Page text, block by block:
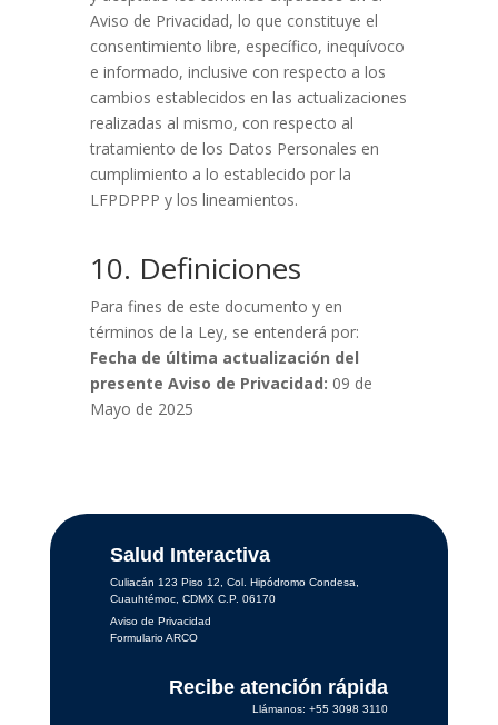
Aviso de Privacidad, lo que constituye el
consentimiento libre, específico, inequívoco
e informado, inclusive con respecto a los
cambios establecidos en las actualizaciones
realizadas al mismo, con respecto al
tratamiento de los Datos Personales en
cumplimiento a lo establecido por la
LFPDPPP y los lineamientos.
10. Definiciones
Para fines de este documento y en
términos de la Ley, se entenderá por:
Fecha de última actualización del
presente Aviso de Privacidad: 09 de
Mayo de 2025
Salud Interactiva
Culiacán 123 Piso 12, Col. Hipódromo Condesa,
Cuauhtémoc, CDMX C.P. 06170
Aviso de Privacidad
Formulario ARCO
Recibe atención rápida
Llámanos: +55 3098 3110